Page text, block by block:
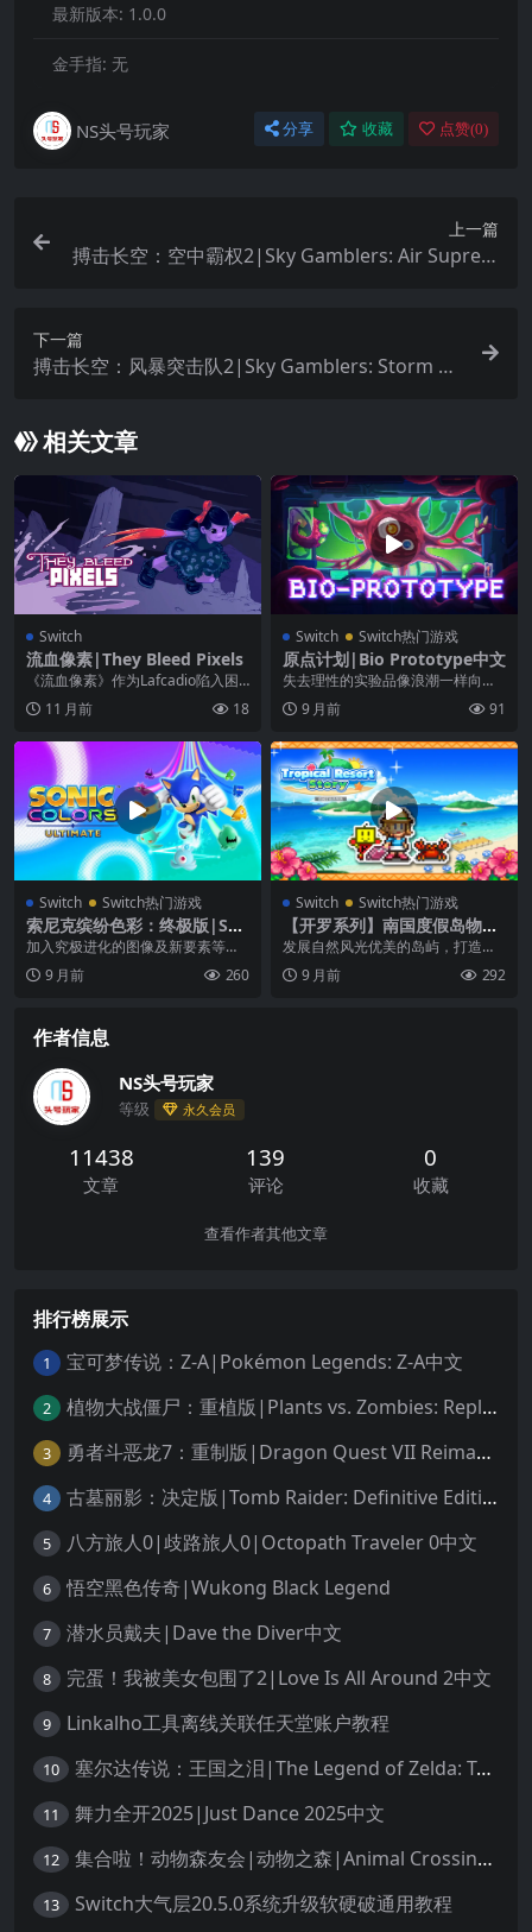
最新版本: 1.0.0
金手指: 无
NS头号玩家 分享 收藏 点赞(0)
上一篇
搏击长空：空中霸权2|Sky Gamblers: Air Suprem
下一篇
搏击长空：风暴突击队2|Sky Gamblers: Storm Ra
相关文章
Switch
流血像素|They Bleed Pixels
《流血像素》作为Lafcadio陷入困
境的年轻女士学院的一名匿名学
生，您必须克服...
11 月前 18
Switch Switch热门游戏
原点计划|Bio Prototype中文
失去理性的实验品像浪潮一样向你
席卷而来。快点变异！进化！成比
它们更可怕的怪物！用...
9 月前 91
Switch Switch热门游戏
索尼克缤纷色彩：终极版|Son
ic Colours: Ultimate中文
加入究极进化的图像及新要素等，2
010 年发售的“索尼克缤纷色彩”即将
再次登场。...
9 月前 260
Switch Switch热门游戏
【开罗系列】南国度假岛物
语|Tropical Resort Story中
文
发展自然风光优美的岛屿，打造最
受观光客欢迎的度假村吧！ 首要目
标是建造住宿设施为...
9 月前 292
作者信息
NS头号玩家
等级 永久会员
11438
文章
139
评论
0
收藏
查看作者其他文章
排行榜展示
1 宝可梦传说：Z-A|Pokémon Legends: Z-A中文
2 植物大战僵尸：重植版|Plants vs. Zombies: Replanted中文
3 勇者斗恶龙7：重制版|Dragon Quest VII Reimagined中文
4 古墓丽影：决定版|Tomb Raider: Definitive Edition中文
5 八方旅人0|歧路旅人0|Octopath Traveler 0中文
6 悟空黑色传奇|Wukong Black Legend
7 潜水员戴夫|Dave the Diver中文
8 完蛋！我被美女包围了2|Love Is All Around 2中文
9 Linkalho工具离线关联任天堂账户教程
10 塞尔达传说：王国之泪|The Legend of Zelda: Tears of the Kingdom中文
11 舞力全开2025|Just Dance 2025中文
12 集合啦！动物森友会|动物之森|Animal Crossing: New Horizons中文
13 Switch大气层20.5.0系统升级软硬破通用教程